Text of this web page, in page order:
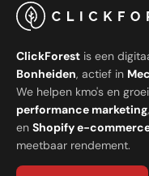
ClickForest is een
Bonheiden, actief in
We helpen kmo's en
performance marketing
en Shopify e-
meetbaar rendement.